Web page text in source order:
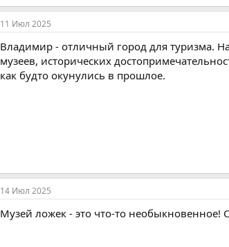
11 Июл 2025
Владимир - отличный город для туризма.
музеев, исторических
как будто окунулись в прошлое.
14 Июл 2025
Музей ложек - это что-то необыкновенное!